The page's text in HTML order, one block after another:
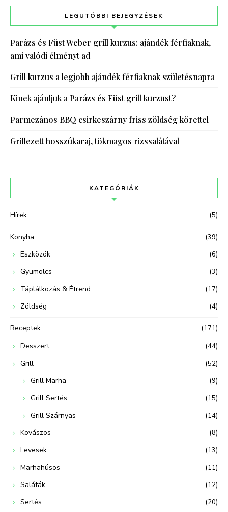
LEGUTÓBBI BEJEGYZÉSEK
Parázs és Füst Weber grill kurzus: ajándék férfiaknak,
ami valódi élményt ad
Grill kurzus a legjobb ajándék férfiaknak születésnapra
Kinek ajánljuk a Parázs és Füst grill kurzust?
Parmezános BBQ csirkeszárny friss zöldség körettel
Grillezett hosszúkaraj, tökmagos rizssalátával
KATEGÓRIÁK
Hírek (5)
Konyha (39)
Eszközök (6)
Gyümölcs (3)
Táplálkozás & Étrend (17)
Zöldség (4)
Receptek (171)
Desszert (44)
Grill (52)
Grill Marha (9)
Grill Sertés (15)
Grill Szárnyas (14)
Kovászos (8)
Levesek (13)
Marhahúsos (11)
Saláták (12)
Sertés (20)